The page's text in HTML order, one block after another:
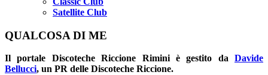
Satellite Club
QUALCOSA DI ME
Il portale Discoteche Riccione Riminiè gestito da Davide
Bellucci, un PR delle Discoteche Riccione.